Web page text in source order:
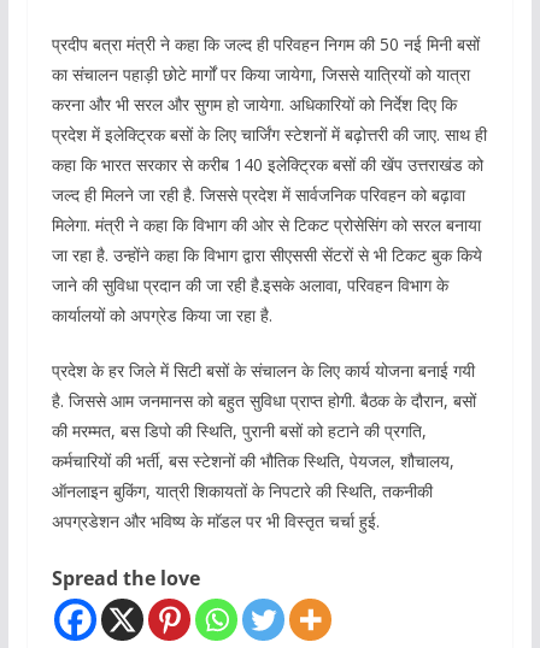
प्रदीप बत्रा मंत्री ने कहा कि जल्द ही परिवहन निगम की 50 नई मिनी बसों
का संचालन पहाड़ी छोटे मार्गों पर किया जायेगा, जिससे यात्रियों को यात्रा
करना और भी सरल और सुगम हो जायेगा. अधिकारियों को निर्देश दिए कि
प्रदेश में इलेक्ट्रिक बसों के लिए चार्जिंग स्टेशनों में बढ़ोत्तरी की जाए. साथ ही
कहा कि भारत सरकार से करीब 140 इलेक्ट्रिक बसों की खेंप उत्तराखंड को
जल्द ही मिलने जा रही है. जिससे प्रदेश में सार्वजनिक परिवहन को बढ़ावा
मिलेगा. मंत्री ने कहा कि विभाग की ओर से टिकट प्रोसेसिंग को सरल बनाया
जा रहा है. उन्होंने कहा कि विभाग द्वारा सीएससी सेंटरों से भी टिकट बुक किये
जाने की सुविधा प्रदान की जा रही है.इसके अलावा, परिवहन विभाग के
कार्यालयों को अपग्रेड किया जा रहा है.
प्रदेश के हर जिले में सिटी बसों के संचालन के लिए कार्य योजना बनाई गयी
है. जिससे आम जनमानस को बहुत सुविधा प्राप्त होगी. बैठक के दौरान, बसों
की मरम्मत, बस डिपो की स्थिति, पुरानी बसों को हटाने की प्रगति,
कर्मचारियों की भर्ती, बस स्टेशनों की भौतिक स्थिति, पेयजल, शौचालय,
ऑनलाइन बुकिंग, यात्री शिकायतों के निपटारे की स्थिति, तकनीकी
अपग्रडेशन और भविष्य के माॅडल पर भी विस्तृत चर्चा हुई.
Spread the love